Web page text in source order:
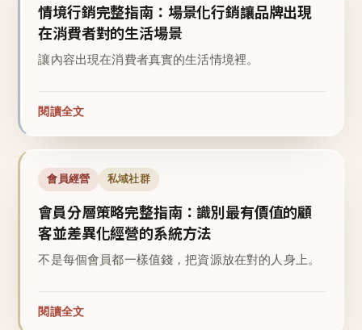
情境行銷完整指南：場景化行銷讓品牌出現
在消費者對的生活場景
讓內容出現在消費者真實的生活情境裡。
閱讀全文
會員經營 私域社群
會員分層策略完整指南：識別最有價值的顧
客並差異化經營的系統方法
不是每個會員都一樣值錢，把資源放在對的人身上。
閱讀全文